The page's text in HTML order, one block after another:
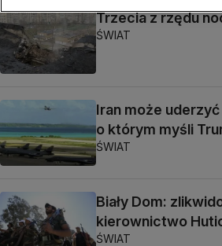
Trzecia z rzędu
ŚWIAT
Iran może
o którym myśli
ŚWIAT
Biały Dom:
kierownictwo
ŚWIAT